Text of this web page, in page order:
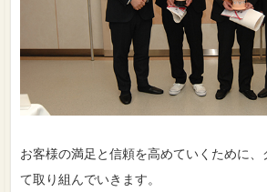
お客様の満足と信頼を高めていくために、
て取り組んでいきます。